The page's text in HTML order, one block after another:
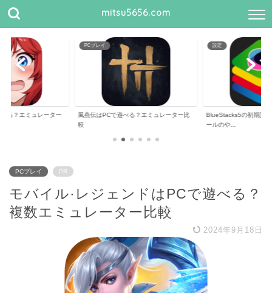
mitsu5656.com
る？エミュレーター
PCプレイ
風燕伝はPCで遊べる？エミュレーター比
較
設定
BlueStacks5の初期設
ールのや...
PCプレイ PR
モバイル·レジェンドはPCで遊べる？
複数エミュレーター比較
2024年9月18日